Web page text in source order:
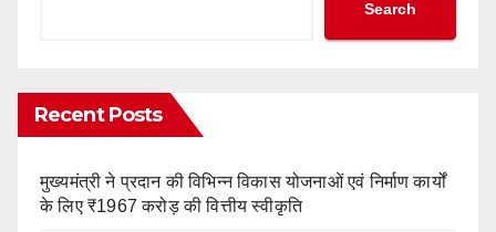
Search
Recent Posts
मुख्यमंत्री ने प्रदान की विभिन्न विकास योजनाओं एवं निर्माण कार्यों
के लिए ₹1967 करोड़ की वित्तीय स्वीकृति